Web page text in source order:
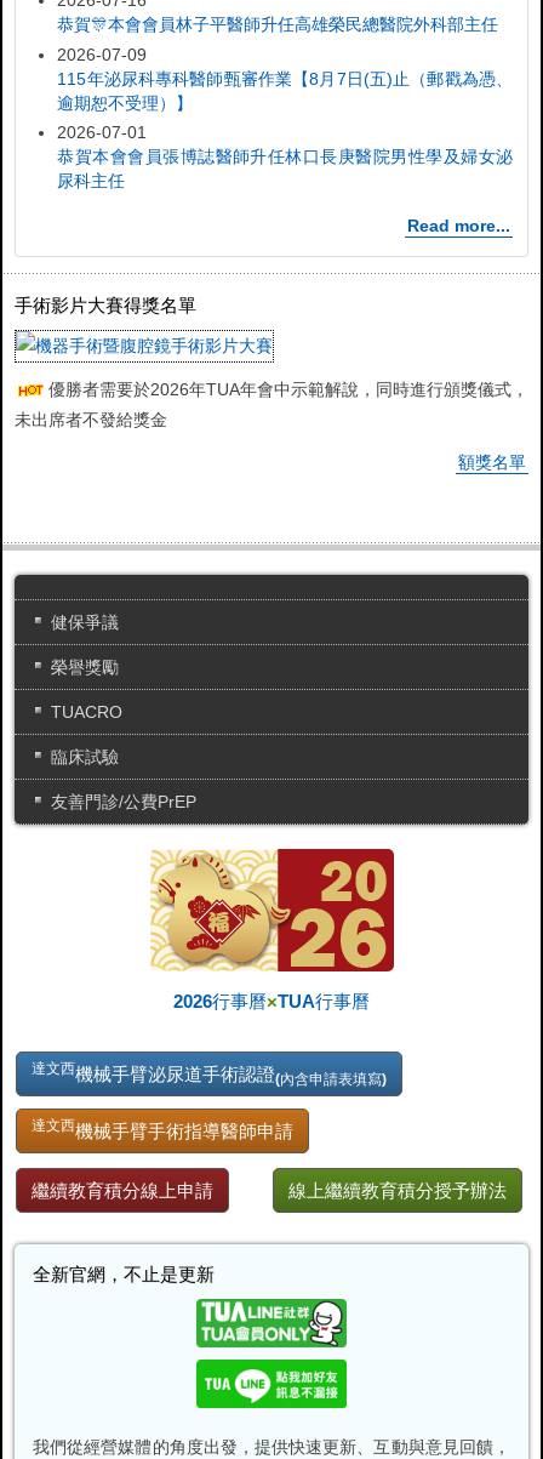
恭賀🎊本會會員林子平醫師升任高雄榮民總醫院外科部主任
2026-07-09
115年泌尿科專科醫師甄審作業【8月7日(五)止（郵戳為憑、
逾期恕不受理）】
2026-07-01
恭賀本會會員張博誌醫師升任林口長庚醫院男性學及婦女泌
尿科主任
Read more...
手術影片大賽得獎名單
優勝者需要於2026年TUA年會中示範解說，同時進行頒獎儀式，
未出席者不發給獎金
額獎名單
健保爭議
榮譽獎勵
TUACRO
臨床試驗
友善門診/公費PrEP
2026行事曆×TUA行事曆
達文西機械手臂泌尿道手術認證(內含申請表填寫)
達文西機械手臂手術指導醫師申請
繼續教育積分線上申請 線上繼續教育積分授予辦法
全新官網，不止是更新
我們從經營媒體的角度出發，提供快速更新、互動與意見回饋，